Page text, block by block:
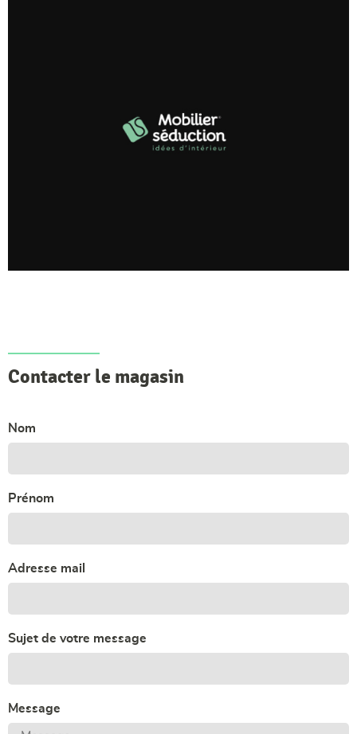
Contacter le magasin
Nom
Prénom
Adresse mail
Sujet de votre message
Message